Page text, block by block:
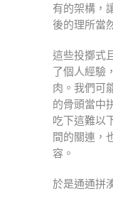
有的架構，
後的理所當
這些投擲式
了個人經驗
肉。我們可
的骨頭當中
吃下這難以
間的關連，
容。
於是通通拼